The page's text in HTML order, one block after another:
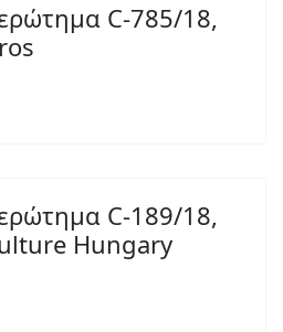
C-785/18,
C-189/18,
Hungary